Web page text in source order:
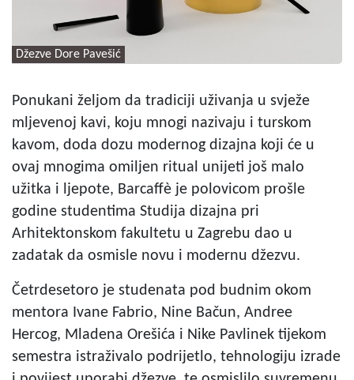
Džezve Dore Pavešić
Ponukani željom da tradiciji uživanja u svježe
mljevenoj kavi, koju mnogi nazivaju i turskom
kavom, doda dozu modernog dizajna koji će u
ovaj mnogima omiljen ritual unijeti još malo
užitka i ljepote, Barcaffè je polovicom prošle
godine studentima Studija dizajna pri
Arhitektonskom fakultetu u Zagrebu dao u
zadatak da osmisle novu i modernu džezvu.
Četrdesetoro je studenata pod budnim okom
mentora Ivane Fabrio, Nine Bačun, Andree
Hercog, Mladena Orešića i Nike Pavlinek tijekom
semestra istraživalo podrijetlo, tehnologiju izrade